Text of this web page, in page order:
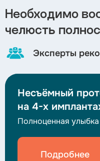
Необходимо
челюсть
Эксперты
Несъёмный
на 4-х
Полноценная улыбка
Подробнее